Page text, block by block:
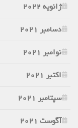
ژانویه 2022
دسامبر 2021
نوامبر 2021
اکتبر 2021
سپتامبر 2021
آگوست 2021